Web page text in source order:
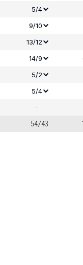
5/4
9/10
13/12
14/9
5/2
5/4
-
54/43